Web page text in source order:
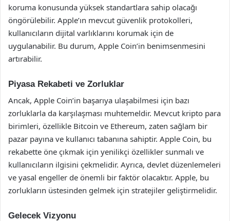
koruma konusunda yüksek standartlara sahip olacağı
öngörülebilir. Apple’ın mevcut güvenlik protokolleri,
kullanıcıların dijital varlıklarını korumak için de
uygulanabilir. Bu durum, Apple Coin’in benimsenmesini
artırabilir.
Piyasa Rekabeti ve Zorluklar
Ancak, Apple Coin’in başarıya ulaşabilmesi için bazı
zorluklarla da karşılaşması muhtemeldir. Mevcut kripto para
birimleri, özellikle Bitcoin ve Ethereum, zaten sağlam bir
pazar payına ve kullanıcı tabanına sahiptir. Apple Coin, bu
rekabette öne çıkmak için yenilikçi özellikler sunmalı ve
kullanıcıların ilgisini çekmelidir. Ayrıca, devlet düzenlemeleri
ve yasal engeller de önemli bir faktör olacaktır. Apple, bu
zorlukların üstesinden gelmek için stratejiler geliştirmelidir.
Gelecek Vizyonu